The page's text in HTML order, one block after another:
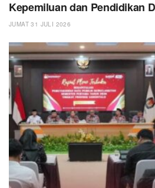
Kepemiluan dan Pendidikan
JUMAT 31 JULI 2026